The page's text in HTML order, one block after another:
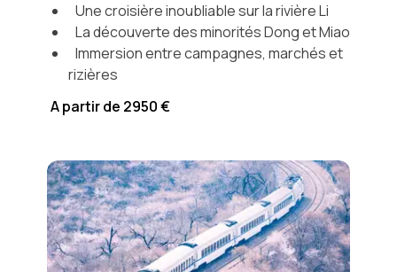
Une croisière inoubliable sur la rivière Li
La découverte des minorités Dong et Miao
Immersion entre campagnes, marchés et
rizières
A partir de 2950 €